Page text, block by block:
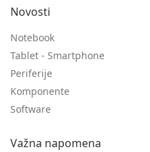
Novosti
Notebook
Tablet - Smartphone
Periferije
Komponente
Software
Važna napomena